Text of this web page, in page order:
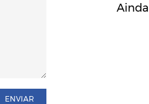
ENVIAR